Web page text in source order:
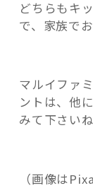
どちらもキ
で、家族で
マルイファ
ントは、他
みて下さいね
（画像は